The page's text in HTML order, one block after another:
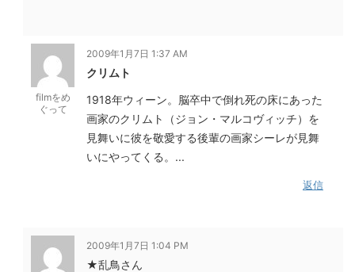
filmをめ
ぐって
2009年1月7日 1:37 AM
クリムト
1918年ウィーン。脳卒中で倒れ死の床にあった
画家のクリムト（ジョン・マルコヴィッチ）を
見舞いに彼を敬愛する後輩の画家シーレが見舞
いにやってくる。...
返信
2009年1月7日 1:04 PM
★乱鳥さん